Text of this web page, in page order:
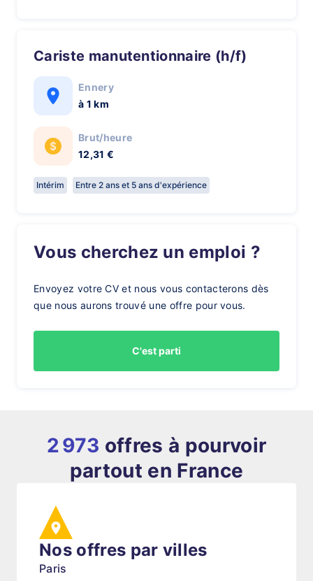
cariste manutentionnaire (h/f)
Ennery
à 1 km
Brut/heure
12,31 €
Intérim Entre 2 ans et 5 ans d'expérience
Vous cherchez un emploi ?
Envoyez votre CV et nous vous contacterons dès
que nous aurons trouvé une offre pour vous.
C'est parti
2 973 offres à pourvoir
partout en France
Nos offres par villes
Paris